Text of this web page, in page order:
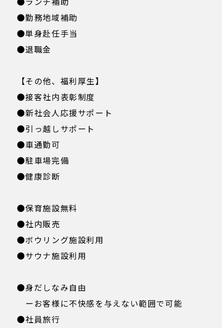
●勤務地域補助
●単身赴任手当
●退職金
【その他、福利厚生】
●接客社内表彰制度
●新社会人応援サポート
●引っ越しサポート
●車通勤可
●駐車場完備
●健康診断
●保育施設無料
●社内販売
●ボウリング施設利用
●サウナ施設利用
●身だしなみ自由
ーお客様に不快感を与えない範囲で可能
●社員旅行